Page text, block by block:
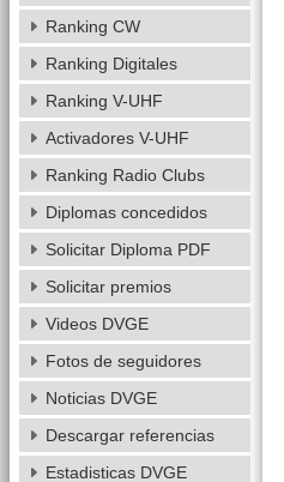
Ranking CW
Ranking Digitales
Ranking V-UHF
Activadores V-UHF
Ranking Radio Clubs
Diplomas concedidos
Solicitar Diploma PDF
Solicitar premios
Videos DVGE
Fotos de seguidores
Noticias DVGE
Descargar referencias
Estadisticas DVGE